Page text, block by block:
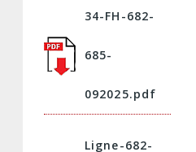
34-FH-682-
685-
092025.pdf
Ligne-682-